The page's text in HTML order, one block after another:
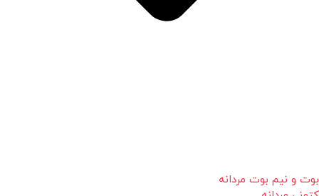
بوت و نیم بوت مردانه